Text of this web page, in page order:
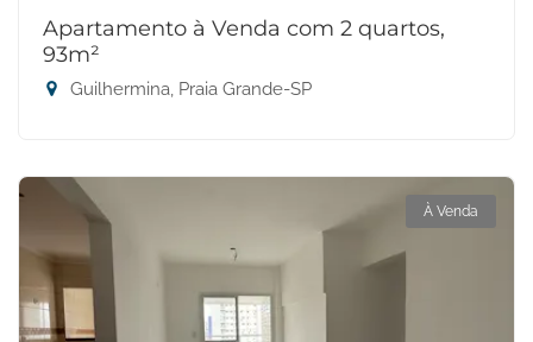
Apartamento à Venda com 2 quartos,
93m²
Guilhermina, Praia Grande-SP
À Venda